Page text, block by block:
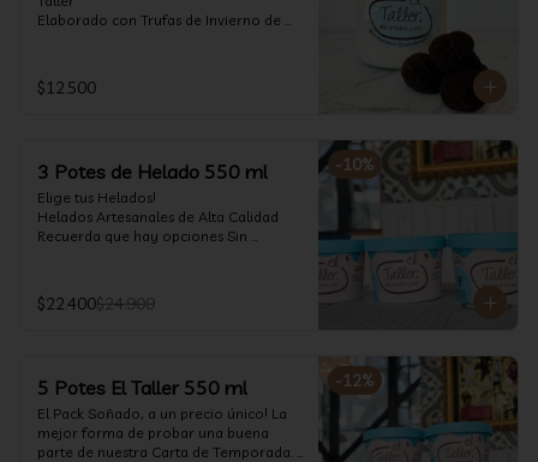
Elaborado con Trufas de Invierno de
cremoso y con un delicado proceso
para obtener una experiencia
esta Edición es muy Limitada,
aproveche ya de vivir esta fantástica
experiencia!!
$12.500
-10%
3 Potes de Helado 550 ml
Elige tus Helados!
Helados Artesanales de Alta Calidad
Recuerda que hay opciones Sin
Diabéticos!
Algunos helados especiales tienen un
$22.400$24.900
-12%
5 Potes El Taller 550 ml
El Pack Soñado, a un precio único! La
mejor forma de probar una buena
parte de nuestra Carta de Temporada.